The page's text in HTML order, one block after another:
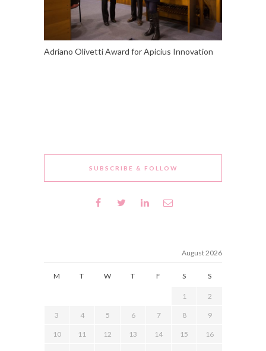
Adriano Olivetti Award for Apicius Innovation
SUBSCRIBE & FOLLOW
August 2026
M T W T F S S
1 2
3 4 5 6 7 8 9
10 11 12 13 14 15 16